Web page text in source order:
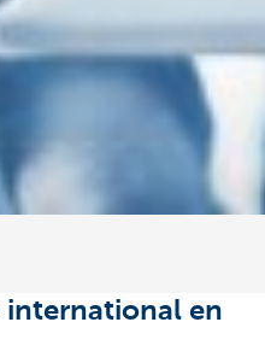
international en